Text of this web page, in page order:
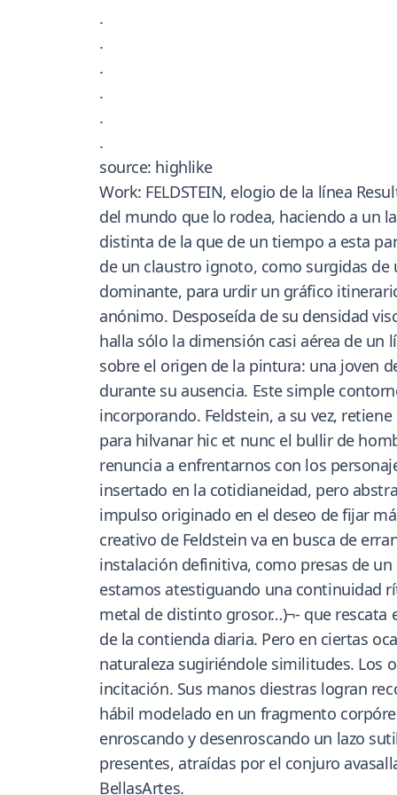
.
.
.
.
.
.
source: highlike
Work: FELDSTEIN, elogio de la línea
del mundo que lo rodea, haciendo a un
distinta de la que de un tiempo a esta
de un claustro ignoto, como surgidas de
dominante, para urdir un gráfico
anónimo. Desposeída de su densidad
halla sólo la dimensión casi aérea de
sobre el origen de la pintura: una joven
durante su ausencia. Este simple
incorporando. Feldstein, a su vez,
para hilvanar hic et nunc el bullir de
renuncia a enfrentarnos con los
insertado en la cotidianeidad, pero
impulso originado en el deseo de fijar
creativo de Feldstein va en busca de
instalación definitiva, como presas de
estamos atestiguando una continuidad
metal de distinto grosor…)¬- que rescata
de la contienda diaria. Pero en ciertas
naturaleza sugiriéndole similitudes. Los
incitación. Sus manos diestras logran
hábil modelado en un fragmento
enroscando y desenroscando un lazo
presentes, atraídas por el conjuro
BellasArtes.